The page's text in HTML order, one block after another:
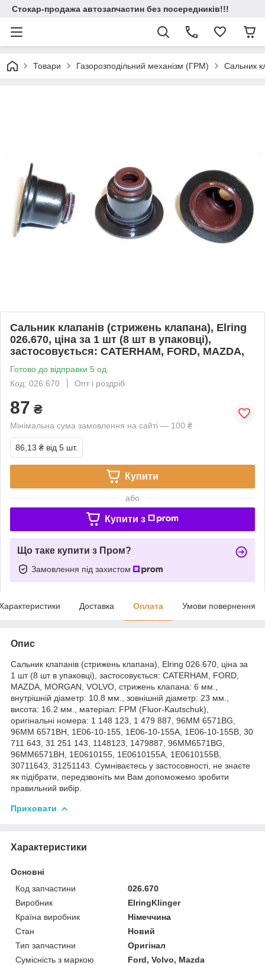
Стокар-продажа автозапчастин без посередників!!!
Товари Газорозподільний механізм (ГРМ) Сальник
Cальник клапанів (стрижень клапана), Elring
026.670, ціна за 1 шт (8 шт в упаковці),
застосовується: CATERHAM, FORD, MAZDA,
Готово до відправки 5 од.
Код: 026.670
Опт і роздріб
87 ₴
Мінімальна сума замовлення на сайті — 100 ₴
86,13 ₴ від 5 шт.
Купити
або
Купити з
Що таке купити з Пром?
Замовлення під захистом
Доставка Оплата Умови повернення
Опис
Cальник клапанів (стрижень клапана), Elring 026.670, ціна за
1 шт (8 шт в упаковці), застосовується: CATERHAM, FORD,
MAZDA, MORGAN, VOLVO, стрижень клапана: 6 мм.,
внутрішній діаметр: 10.8 мм., зовнішній діаметр: 23 мм.,
висота: 16.2 мм., матеріал: FPM (Fluor-Kautschuk),
оригінальні номера: 1 148 123, 1 479 887, 96MM 6571BG,
96MM 6571BH, 1E06-10-155, 1E06-10-155A, 1E06-10-155B, 30
711 643, 31 251 143, 1148123, 1479887, 96MM6571BG,
96MM6571BH, 1E0610155, 1E0610155A, 1E0610155B,
30711643, 31251143. Сумніваєтесь у застосовності, не знаєте
як підібрати, передзвоніть ми Вам допоможемо зробити
правильний вибір.
Приховати
Характеристики
Основні
Код запчастини
026.670
Виробник
ElringKlinger
Країна виробник
Німеччина
Стан
Новий
Тип запчастини
Оригінал
Сумісність з маркою
Ford, Volvo, Mazda